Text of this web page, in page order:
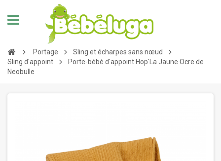
Portage
Sling et écharpes sans nœud
Sling d'appoint
Porte-bébé d'appoint Hop'La Jaune Ocre de
Neobulle